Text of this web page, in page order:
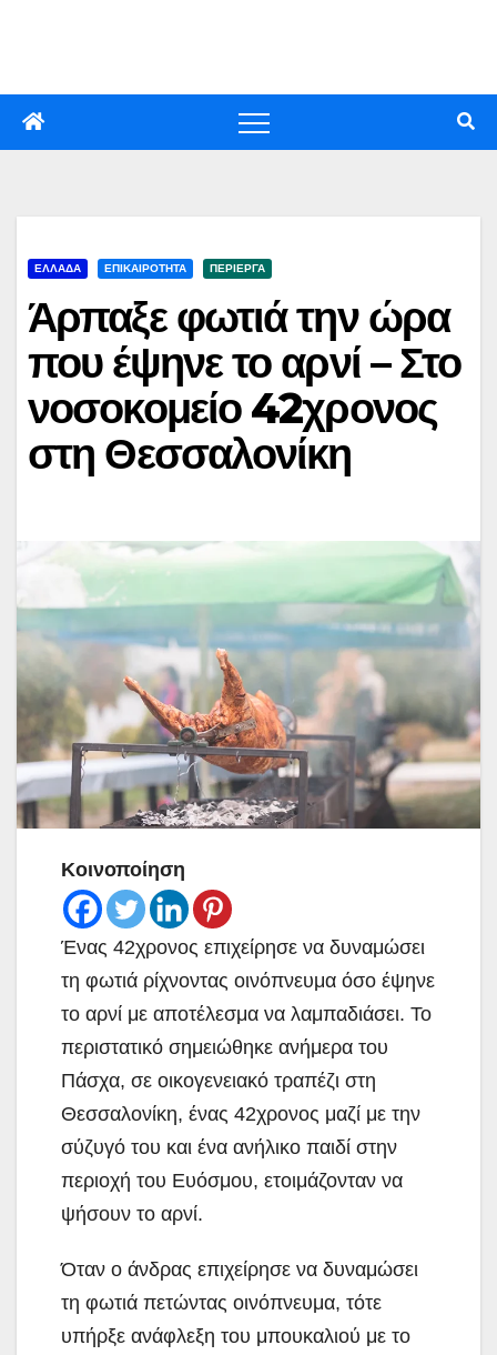
ΕΛΛΑΔΑ ΕΠΙΚΑΙΡΟΤΗΤΑ ΠΕΡΙΕΡΓΑ
Άρπαξε φωτιά την ώρα
που έψηνε το αρνί – Στο
νοσοκομείο 42χρονος
στη Θεσσαλονίκη
Κοινοποίηση
Ένας 42χρονος επιχείρησε να δυναμώσει
τη φωτιά ρίχνοντας οινόπνευμα όσο έψηνε
το αρνί με αποτέλεσμα να λαμπαδιάσει. Το
περιστατικό σημειώθηκε ανήμερα του
Πάσχα, σε οικογενειακό τραπέζι στη
Θεσσαλονίκη, ένας 42χρονος μαζί με την
σύζυγό του και ένα ανήλικο παιδί στην
περιοχή του Ευόσμου, ετοιμάζονταν να
ψήσουν το αρνί.
Όταν ο άνδρας επιχείρησε να δυναμώσει
τη φωτιά πετώντας οινόπνευμα, τότε
υπήρξε ανάφλεξη του μπουκαλιού με το